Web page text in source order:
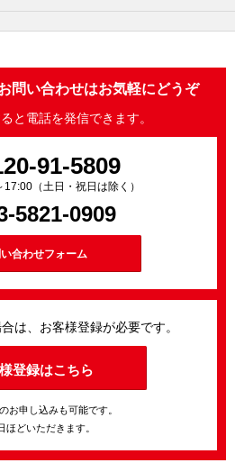
問い合わせはお気軽にどうぞ
と電話を発信できます。
91-5809
（土日・祝日は除く）
5821-0909
合わせフォーム
は、お客様登録が必要です。
登録はこちら
お申し込みも可能です。
ほどいただきます。